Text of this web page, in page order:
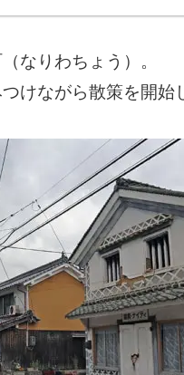
なりわちょう）。
けながら散策を開始